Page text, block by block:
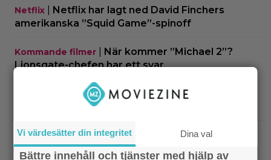
Netflix
Netflix har lagt ned David Finchers
amerikanska ”Squid Game”-spinoff
Kommande filmer
När kommer ”Michael 2”?
Lionsgate-chefen har ett svar
Kommande filmer|Adam Sandler återförenar
gänget i ”Grown Ups 3” – delar en första bild
Kändisar|Minnie Driver skadad i otäck bilolycka:
”Tacksam att jag lever”
Vi värdesätter din integritet Dina val
Bättre innehåll och tjänster med hjälp av